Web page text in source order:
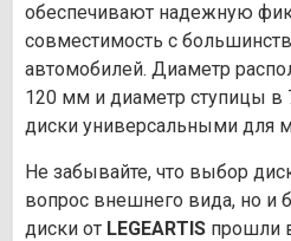
обеспечивают надежную
совместимость с
автомобилей. Диаметр
120 мм и диаметр ступицы в
диски универсальными для
Не забывайте, что выбор
вопрос внешнего вида, но и
диски от LEGEARTIS прошли